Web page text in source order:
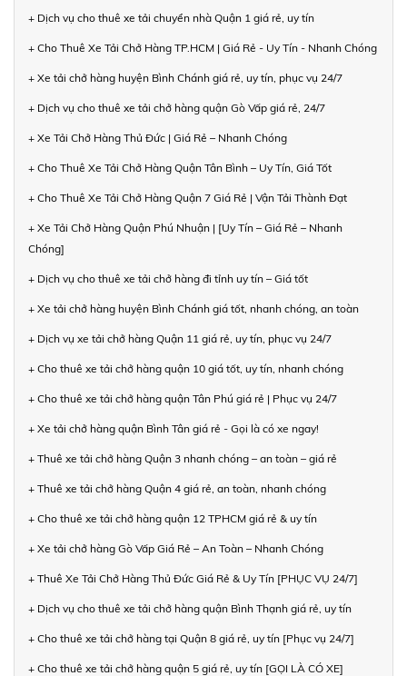
+ Dịch vụ cho thuê xe tải chuyển nhà Quận 1 giá rẻ, uy tín
+ Cho Thuê Xe Tải Chở Hàng TP.HCM | Giá Rẻ - Uy Tín - Nhanh Chóng
+ Xe tải chở hàng huyện Bình Chánh giá rẻ, uy tín, phục vụ 24/7
+ Dịch vụ cho thuê xe tải chở hàng quận Gò Vấp giá rẻ, 24/7
+ Xe Tải Chở Hàng Thủ Đức | Giá Rẻ – Nhanh Chóng
+ Cho Thuê Xe Tải Chở Hàng Quận Tân Bình – Uy Tín, Giá Tốt
+ Cho Thuê Xe Tải Chở Hàng Quận 7 Giá Rẻ | Vận Tải Thành Đạt
+ Xe Tải Chở Hàng Quận Phú Nhuận | [Uy Tín – Giá Rẻ – Nhanh
Chóng]
+ Dịch vụ cho thuê xe tải chở hàng đi tỉnh uy tín – Giá tốt
+ Xe tải chở hàng huyện Bình Chánh giá tốt, nhanh chóng, an toàn
+ Dịch vụ xe tải chở hàng Quận 11 giá rẻ, uy tín, phục vụ 24/7
+ Cho thuê xe tải chở hàng quận 10 giá tốt, uy tín, nhanh chóng
+ Cho thuê xe tải chở hàng quận Tân Phú giá rẻ | Phục vụ 24/7
+ Xe tải chở hàng quận Bình Tân giá rẻ - Gọi là có xe ngay!
+ Thuê xe tải chở hàng Quận 3 nhanh chóng – an toàn – giá rẻ
+ Thuê xe tải chở hàng Quận 4 giá rẻ, an toàn, nhanh chóng
+ Cho thuê xe tải chở hàng quận 12 TPHCM giá rẻ & uy tín
+ Xe tải chở hàng Gò Vấp Giá Rẻ – An Toàn – Nhanh Chóng
+ Thuê Xe Tải Chở Hàng Thủ Đức Giá Rẻ & Uy Tín [PHỤC VỤ 24/7]
+ Dịch vụ cho thuê xe tải chở hàng quận Bình Thạnh giá rẻ, uy tín
+ Cho thuê xe tải chở hàng tại Quận 8 giá rẻ, uy tín [Phục vụ 24/7]
+ Cho thuê xe tải chở hàng quận 5 giá rẻ, uy tín [GỌI LÀ CÓ XE]